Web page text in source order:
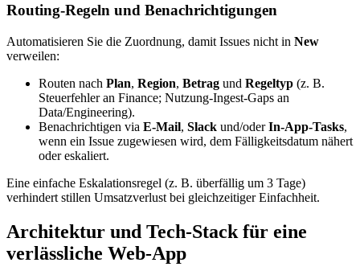
Routing‑Regeln und Benachrichtigungen
Automatisieren Sie die Zuordnung, damit Issues nicht in New
verweilen:
Routen nach Plan, Region, Betrag und Regeltyp (z. B.
Steuerfehler an Finance; Nutzung‑Ingest‑Gaps an
Data/Engineering).
Benachrichtigen via E‑Mail, Slack und/oderIn‑App‑Tasks,
wenn ein Issue zugewiesen wird, dem Fälligkeitsdatum nähert
oder eskaliert.
Eine einfache Eskalationsregel (z. B. überfällig um 3 Tage)
verhindert stillen Umsatzverlust bei gleichzeitiger Einfachheit.
Architektur und Tech‑Stack für eine
verlässliche Web‑App